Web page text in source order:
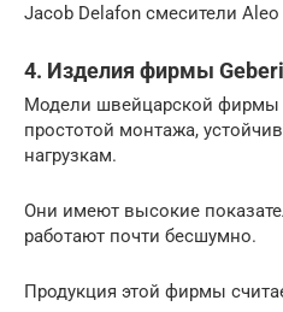
Jacob Delafon смесители Aleo
4. Изделия фирмы
Модели швейцарской фирмы
простотой монтажа,
нагрузкам.
Они имеют высокие
работают почти бесшумно.
Продукция этой фирмы